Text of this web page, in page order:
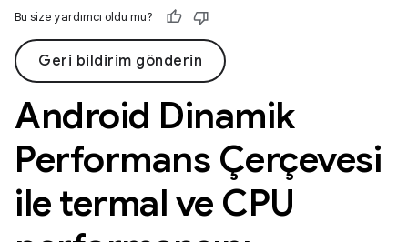
Bu size yardımcı oldu mu?
Geri bildirim gönderin
Android Dinamik
Performans Çerçevesi
ile termal ve CPU